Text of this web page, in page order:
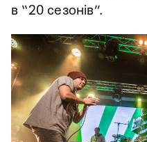
в “20 сезонів”.